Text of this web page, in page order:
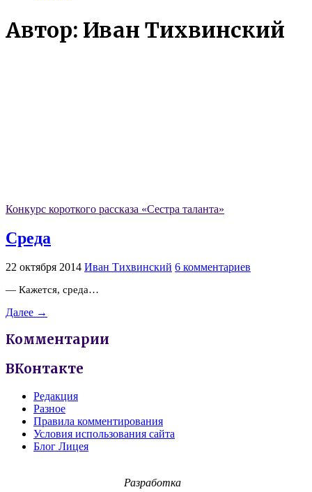
Автор: Иван Тихвинский
Конкурс короткого рассказа «Сестра таланта»
Среда
22 октября 2014 Иван Тихвинский 6 комментариев
— Кажется, среда…
Далее →
Комментарии
ВКонтакте
Редакция
Разное
Правила комментирования
Условия использования сайта
Блог Лицея
Разработка